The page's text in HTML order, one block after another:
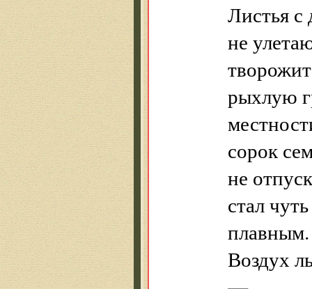
Листья с
не
творожит
рыхлую
сорок
не
стал
плавным.
Воздух